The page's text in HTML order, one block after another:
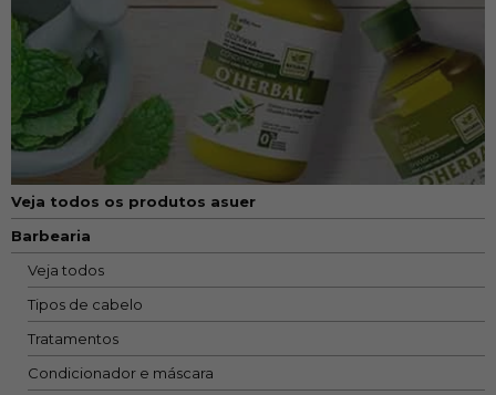
Veja todos os produtos asuer
Barbearia
Veja todos
Tipos de cabelo
Tratamentos
Condicionador e máscara